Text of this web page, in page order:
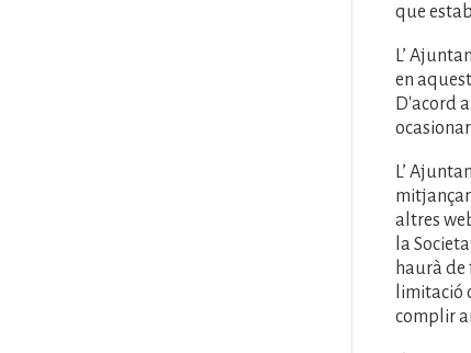
que
L’
en
D'acord
L’
altres
la
haurà
limitació
complir